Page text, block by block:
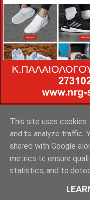
VOiD ΣΠΑΡΤΗ
This site uses
and to analyze traffic.
shared with Google
metrics to ensure
statistics, and to